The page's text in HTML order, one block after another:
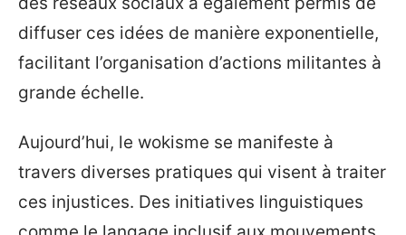
diffuser ces idées de manière exponentielle,
facilitant l’organisation d’actions militantes à
grande échelle.
Aujourd’hui, le wokisme se manifeste à
travers diverses pratiques qui visent à traiter
ces injustices. Des initiatives linguistiques